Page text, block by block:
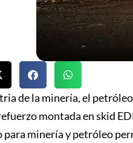
de la minería, el
montada en skid
para minería y petróleo